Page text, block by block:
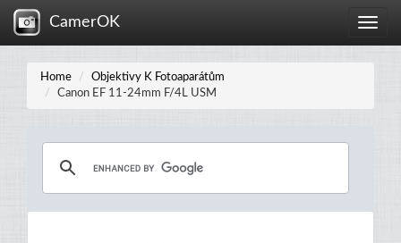
Toggle
CamerOK
Home
Objektivy K Fotoaparátům
Canon EF 11-24mm F/4L USM